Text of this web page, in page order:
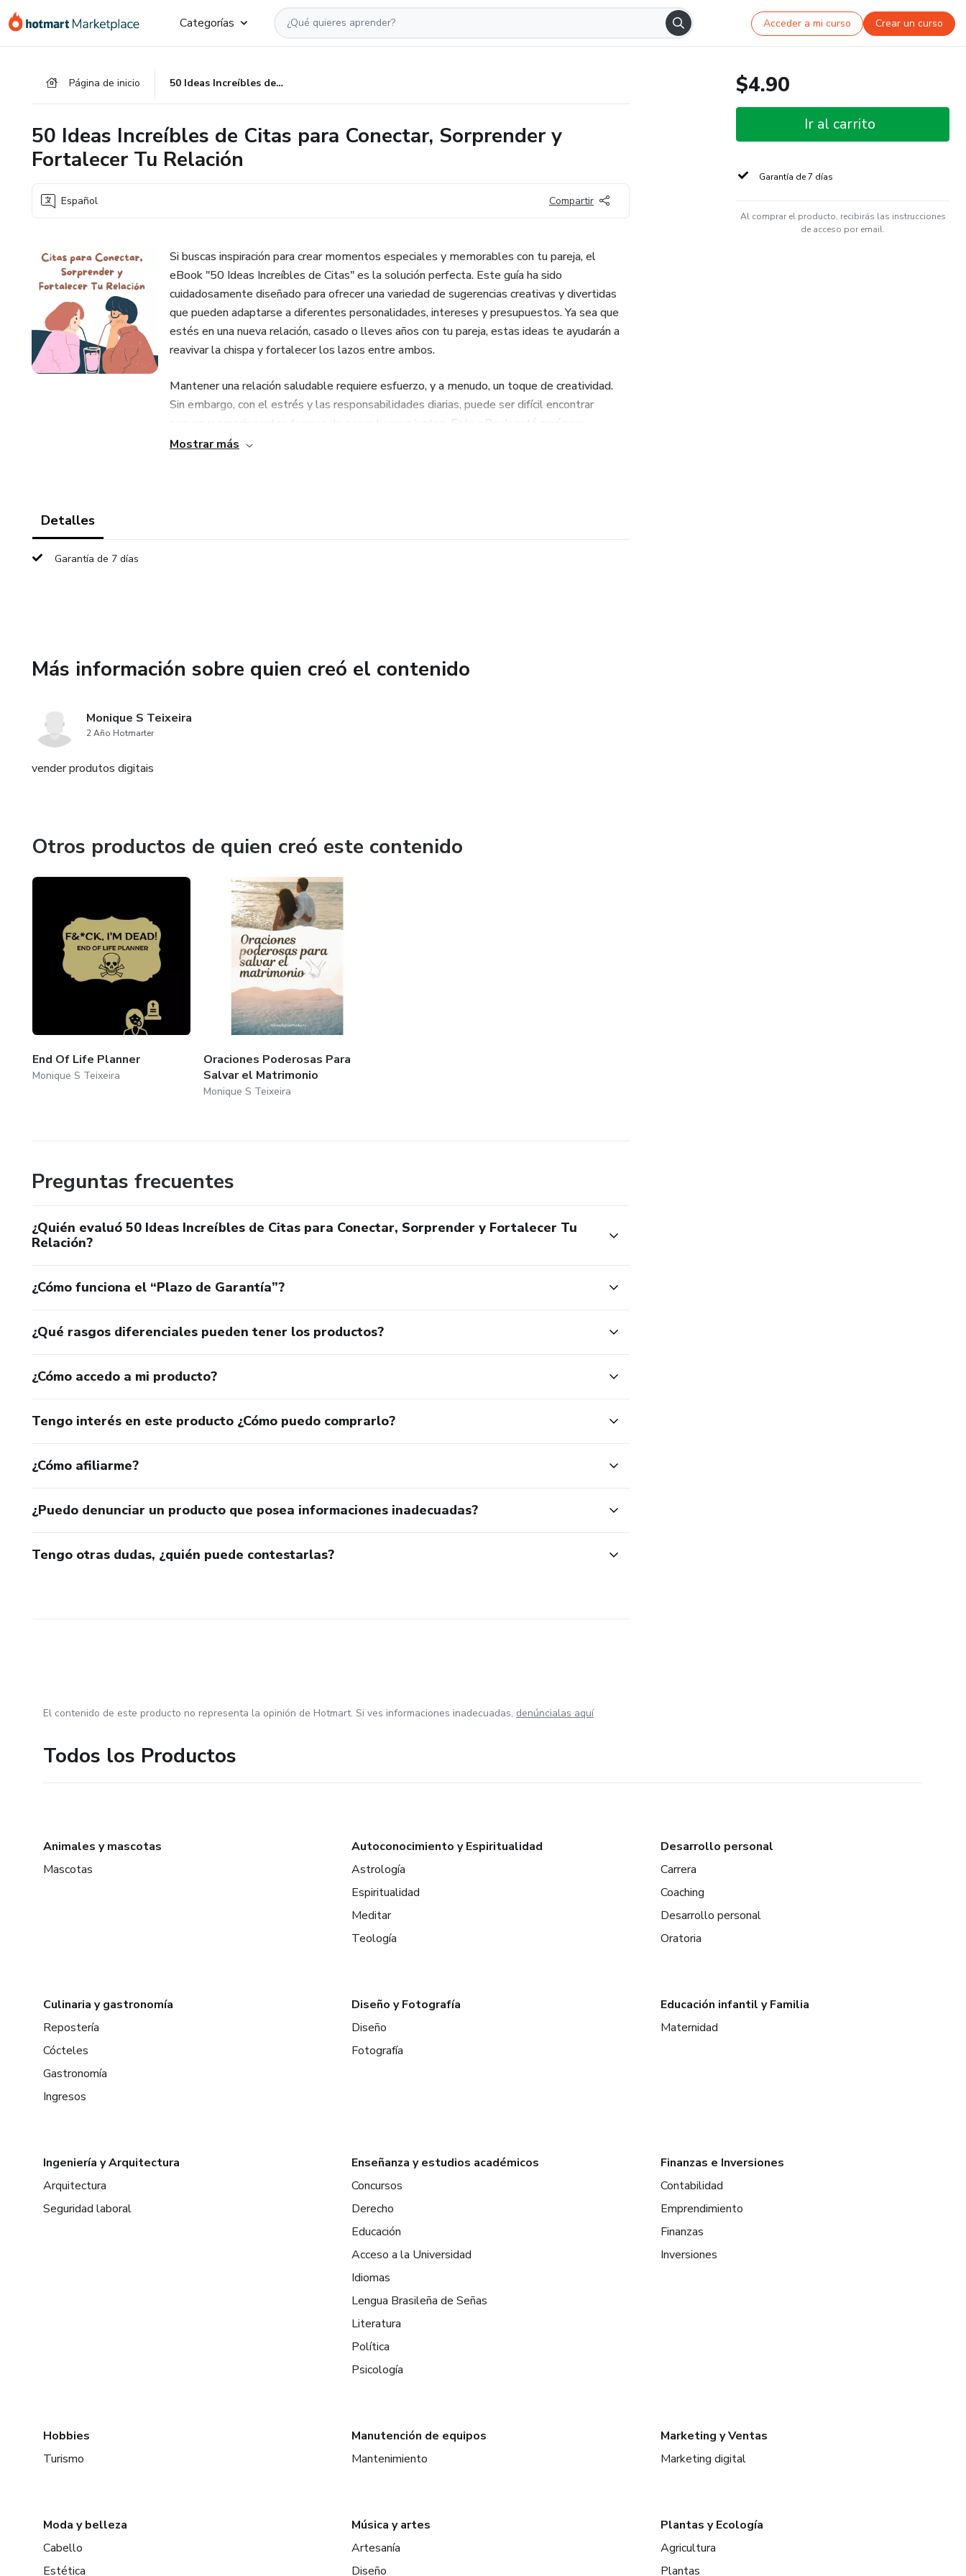
Categorías Acceder a mi curso Crear un curso
Página de inicio 50 Ideas Increíbles de Citas para Conectar, Sorprender y Fortalecer Tu Relación
50 Ideas Increíbles de Citas para Conectar, Sorprender y
Fortalecer Tu Relación
Español Compartir
Si buscas inspiración para crear momentos especiales y memorables con tu pareja, el
eBook "50 Ideas Increíbles de Citas" es la solución perfecta. Este guía ha sido
cuidadosamente diseñado para ofrecer una variedad de sugerencias creativas y divertidas
que pueden adaptarse a diferentes personalidades, intereses y presupuestos. Ya sea que
estés en una nueva relación, casado o lleves años con tu pareja, estas ideas te ayudarán a
reavivar la chispa y fortalecer los lazos entre ambos.
Mantener una relación saludable requiere esfuerzo, y a menudo, un toque de creatividad.
Sin embargo, con el estrés y las responsabilidades diarias, puede ser difícil encontrar
nuevas y emocionantes formas de pasar tiempo juntos. Este eBook está aquí para
facilitarte esa tarea, con 50 ideas frescas y originales que transformarán cualquier cita en
Mostrar más
Detalles
Garantía de 7 días
Más información sobre quien creó el contenido
Monique S Teixeira
2 Año Hotmarter
vender produtos digitais
Otros productos de quien creó este contenido
End Of Life Planner
Monique S Teixeira
Oraciones Poderosas Para
Salvar el Matrimonio
Monique S Teixeira
Preguntas frecuentes
¿Quién evaluó 50 Ideas Increíbles de Citas para Conectar, Sorprender y Fortalecer Tu
Relación?
¿Cómo funciona el “Plazo de Garantía”?
¿Qué rasgos diferenciales pueden tener los productos?
¿Cómo accedo a mi producto?
Tengo interés en este producto ¿Cómo puedo comprarlo?
¿Cómo afiliarme?
¿Puedo denunciar un producto que posea informaciones inadecuadas?
Tengo otras dudas, ¿quién puede contestarlas?
$4.90
Ir al carrito
Garantía de 7 días
Al comprar el producto, recibirás las instrucciones
de acceso por email.
El contenido de este producto no representa la opinión de Hotmart. Si ves informaciones inadecuadas, denúncialas aquí
Todos los Productos
Animales y mascotas
Mascotas
Autoconocimiento y Espiritualidad
Astrología
Espiritualidad
Meditar
Teología
Desarrollo personal
Carrera
Coaching
Desarrollo personal
Oratoria
Culinaria y gastronomía
Repostería
Cócteles
Gastronomía
Ingresos
Diseño y Fotografía
Diseño
Fotografía
Educación infantil y Familia
Maternidad
Ingeniería y Arquitectura
Arquitectura
Seguridad laboral
Enseñanza y estudios académicos
Concursos
Derecho
Educación
Acceso a la Universidad
Idiomas
Lengua Brasileña de Señas
Literatura
Política
Psicología
Finanzas e Inversiones
Contabilidad
Emprendimiento
Finanzas
Inversiones
Hobbies
Turismo
Manutención de equipos
Mantenimiento
Marketing y Ventas
Marketing digital
Moda y belleza
Cabello
Estética
Música y artes
Artesanía
Diseño
Plantas y Ecología
Agricultura
Plantas